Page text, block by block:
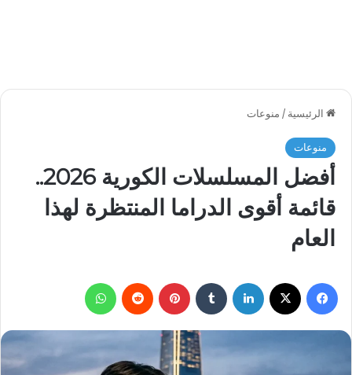
الرئيسية / منوعات
منوعات
أفضل المسلسلات الكورية 2026..
قائمة أقوى الدراما المنتظرة لهذا
العام
فيسبوك لينكدإن بينتيريست